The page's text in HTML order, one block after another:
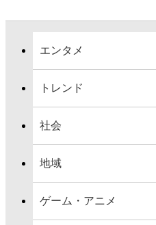
エンタメ
トレンド
社会
地域
ゲーム・アニメ